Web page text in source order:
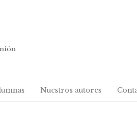
Nuestros autores